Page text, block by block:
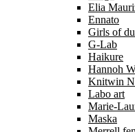
Elia
Ennato
Girls of
G-Lab
Haikure
Hannoh
Knitwin
Labo art
Marie-
Maska